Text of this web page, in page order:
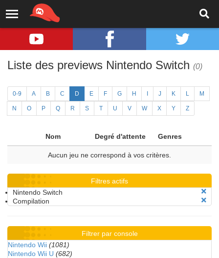
Liste des previews Nintendo Switch (0)
0-9 A B C D E F G H J K L M
N O P Q R S T U V W X Y Z
Nom Degré d'attente Genres
Aucun jeu ne correspond à vos critères.
Filtres actifs
Nintendo Switch
Compilation
Filtrer par console
Nintendo Wii (1081)
Nintendo Wii U (682)